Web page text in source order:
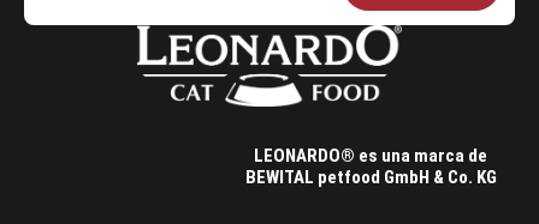
LEONARDO® es una marca de
BEWITAL petfood GmbH & Co. KG